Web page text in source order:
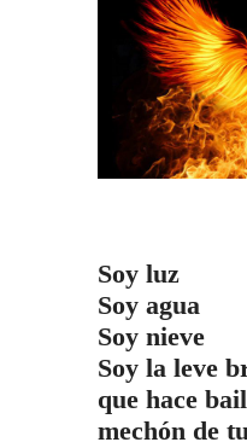
Soy luz
Soy agua
Soy nieve
Soy la leve
que hace
mechón de